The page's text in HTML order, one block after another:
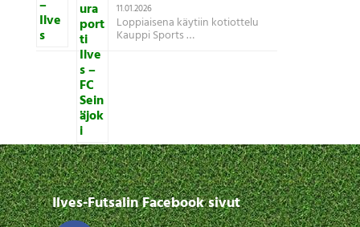
11.01.2026
Loppiaisena käytiin kotiottelu
Kauppi Sports …
Ilves-Futsalin Facebook sivut